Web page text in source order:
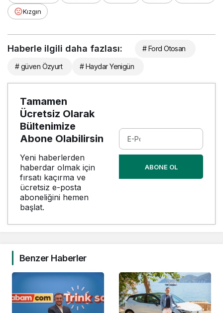
Kızgın
Haberle ilgili daha fazlası: # Ford Otosan
# güven Özyurt # Haydar Yenigün
Tamamen
Ücretsiz Olarak
Bültenimize
Abone Olabilirsin
Yeni haberlerden
haberdar olmak için
fırsatı kaçırma ve
ücretsiz e-posta
aboneliğini hemen
başlat.
ABONE OL
Benzer Haberler